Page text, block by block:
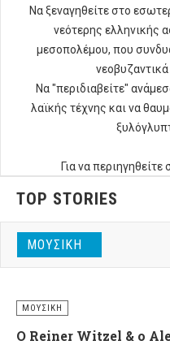
Να ξεναγηθείτε στο
νεότερης ελληνικής
μεσοπολέμου, που
νεοβυζαντικά
Να "περιδιαβείτε"
λαϊκής τέχνης και να
Για να
TOP STORIES
ΜΟΥΣΙΚΉ
ΜΟΥΣΙΚΉ
Ο Reiner Witzel & ο